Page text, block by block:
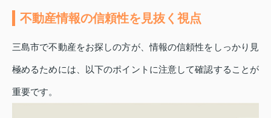
不動産情報の信頼性を見抜く視点
三島市で不動産をお探しの方が、情報の信頼性をしっかり見
極めるためには、以下のポイントに注意して確認することが
重要です。